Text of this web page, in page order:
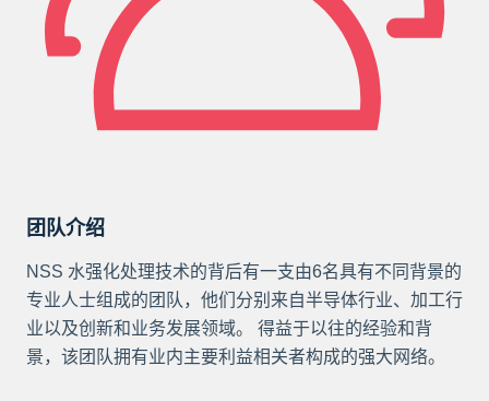
团队介绍
NSS 水强化处理技术的背后有一支由6名具有不同背景的
专业人士组成的团队，他们分别来自半导体行业、加工行
业以及创新和业务发展领域。 得益于以往的经验和背
景，该团队拥有业内主要利益相关者构成的强大网络。